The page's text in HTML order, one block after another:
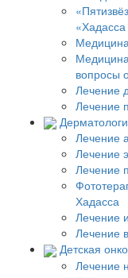
вопросы
Лечение
Лечение
Лечение
Лечение
Лечение
Хадасса
Лечение
Лечение
Детская
Лечение